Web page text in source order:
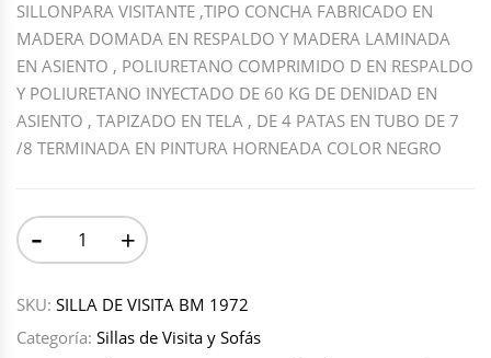
SILLONPARA VISITANTE ,TIPO CONCHA FABRICADO EN
MADERA DOMADA EN RESPALDO Y MADERA LAMINADA
EN ASIENTO , POLIURETANO COMPRIMIDO D EN RESPALDO
Y POLIURETANO INYECTADO DE 60 KG DE DENIDAD EN
ASIENTO , TAPIZADO EN TELA , DE 4 PATAS EN TUBO DE 7
/8 TERMINADA EN PINTURA HORNEADA COLOR NEGRO
- +
SKU: SILLA DE VISITA BM 1972
Categoría: Sillas de Visita y Sofás